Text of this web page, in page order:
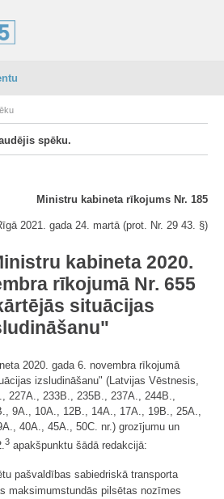
spēku.
Ministru kabineta rīkojums Nr. 185
2021. gada 24. martā (prot. Nr. 29 43. §)
kabineta 2020.
rīkojumā Nr. 655
situācijas
2020. gada 6. novembra rīkojumā
izsludināšanu" (Latvijas Vēstnesis,
227A., 233B., 235B., 237A., 244B.,
9A., 10A., 12B., 14A., 17A., 19B., 25A.,
40A., 45A., 50C. nr.) grozījumu un
3 apakšpunktu šādā redakcijā:
pašvaldības sabiedriskā transporta
maksimumstundās pilsētas nozīmes